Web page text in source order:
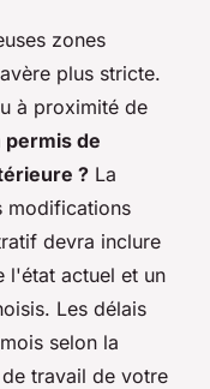
zones
plus stricte.
à proximité de
de
? La
modifications
devra inclure
l'état actuel et un
Les délais
selon la
travail de votre